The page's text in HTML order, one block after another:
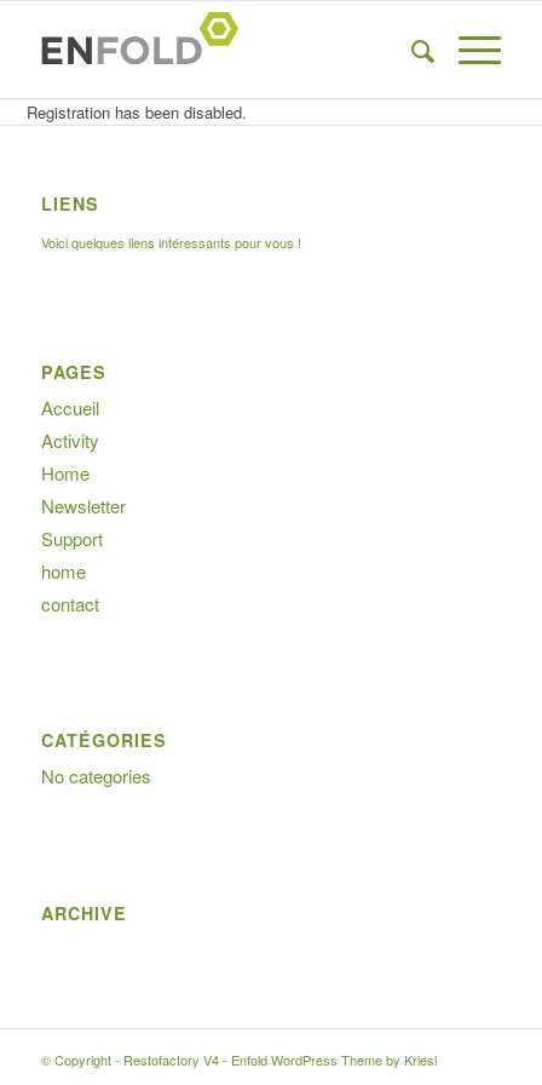
Registration has been disabled.
LIENS
Voici quelques liens intéressants pour vous !
PAGES
Accueil
Activity
Home
Newsletter
Support
home
contact
CATÉGORIES
No categories
ARCHIVE
© Copyright - Restofactory V4- Enfold WordPress Theme by Kriesi